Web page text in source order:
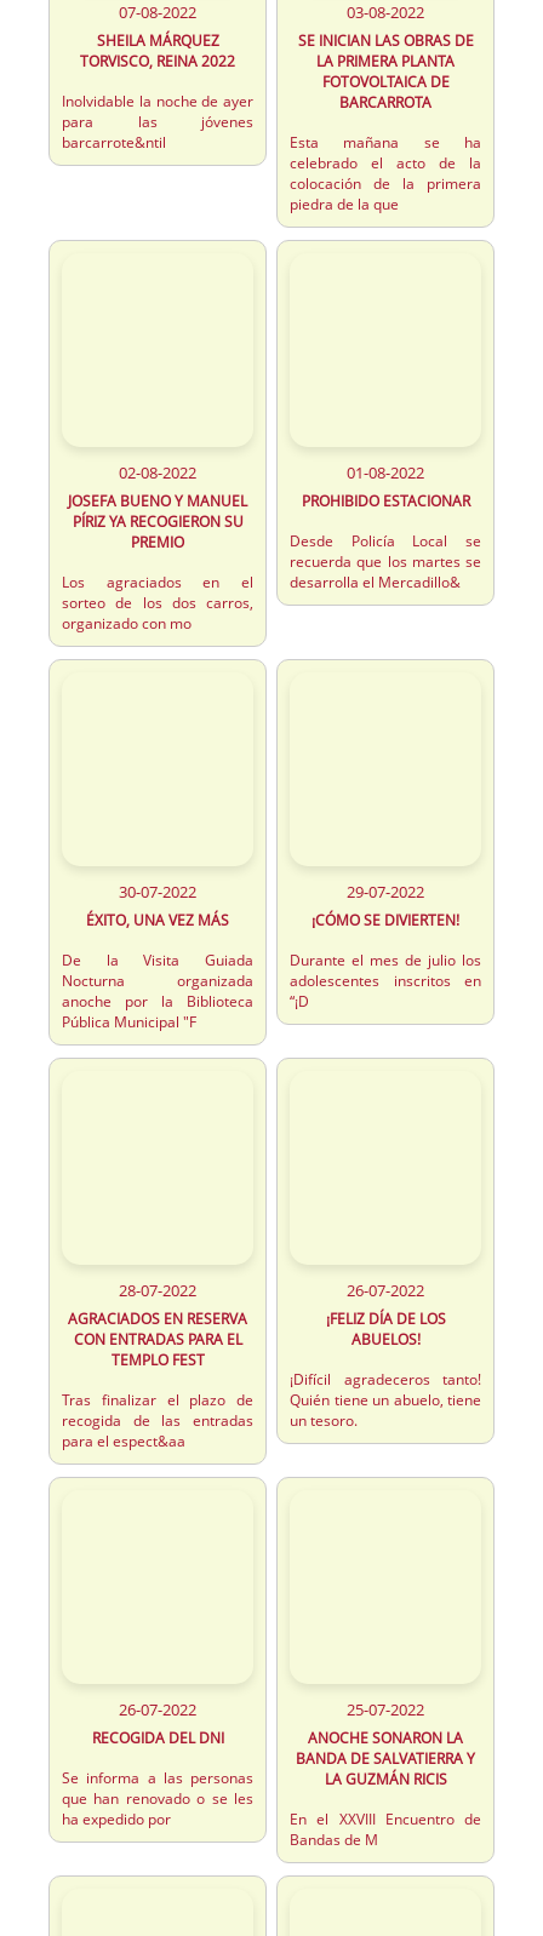
07-08-2022
SHEILA MÁRQUEZ
TORVISCO, REINA 2022
Inolvidable la noche de ayer
para las jóvenes
barcarrote&ntil
03-08-2022
SE INICIAN LAS OBRAS DE
LA PRIMERA PLANTA
FOTOVOLTAICA DE
BARCARROTA
Esta mañana se ha
celebrado el acto de la
colocación de la primera
piedra de la que
02-08-2022
JOSEFA BUENO Y MANUEL
PÍRIZ YA RECOGIERON SU
PREMIO
Los agraciados en el
sorteo de los dos carros,
organizado con mo
01-08-2022
PROHIBIDO ESTACIONAR
Desde Policía Local se
recuerda que los martes se
desarrolla el Mercadillo&
30-07-2022
ÉXITO, UNA VEZ MÁS
De la Visita Guiada
Nocturna organizada
anoche por la Biblioteca
Pública Municipal "F
29-07-2022
¡CÓMO SE DIVIERTEN!
Durante el mes de julio los
adolescentes inscritos en
“¡D
28-07-2022
AGRACIADOS EN RESERVA
CON ENTRADAS PARA EL
TEMPLO FEST
Tras finalizar el plazo de
recogida de las entradas
para el espect&aa
26-07-2022
¡FELIZ DÍA DE LOS
ABUELOS!
¡Difícil agradeceros tanto!
Quién tiene un abuelo, tiene
un tesoro.
26-07-2022
RECOGIDA DEL DNI
Se informa a las personas
que han renovado o se les
ha expedido por
25-07-2022
ANOCHE SONARON LA
BANDA DE SALVATIERRA Y
LA GUZMÁN RICIS
En el XXVIII Encuentro de
Bandas de M